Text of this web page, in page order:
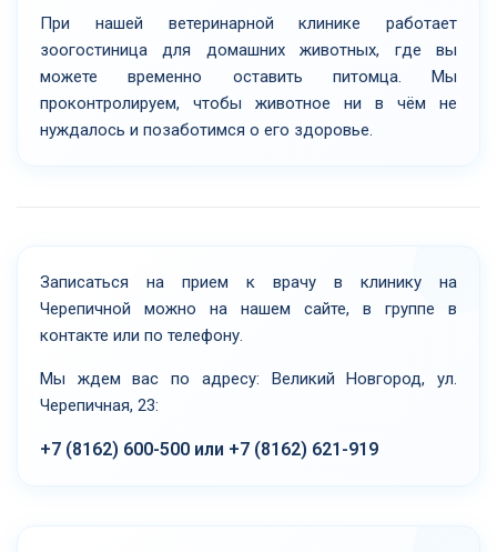
При нашей ветеринарной клинике работает
зоогостиница для домашних животных, где вы
можете временно оставить питомца. Мы
проконтролируем, чтобы животное ни в чём не
нуждалось и позаботимся о его здоровье.
Записаться на прием к врачу в клинику на
Черепичной можно на нашем сайте, в группе в
контакте или по телефону.
Мы ждем вас по адресу: Великий Новгород, ул.
Черепичная, 23:
+7 (8162) 600-500 или +7 (8162) 621-919